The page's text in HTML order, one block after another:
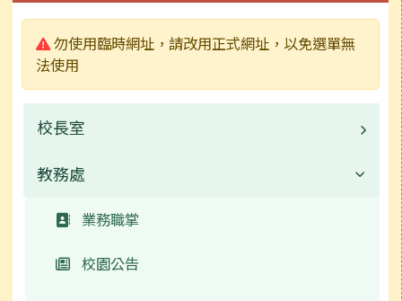
警告:
勿使用臨時網址，請改用正式網址，以免選單無
法使用
校長室
業務職掌
教務處
業務職掌
校園公告